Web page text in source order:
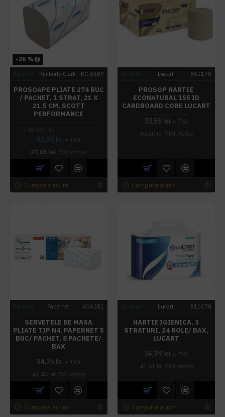
-26 %
Kimberly-Clark KC-6689
PROSOAPE PLIATE 274 BUC
/ PACHET, 1 STRAT, 21 X
21.5 CM, SCOTT
PERFORMANCE
22,35 lei + TVA
27,04 lei TVA inclus
Cumpara acum
Lucart 861170
PROSOP HARTIE
ECONATURAL 155 ID
CARDBOARD CORE LUCART
33,55 lei + TVA
40,60 lei TVA inclus
Cumpara acum
Papernet 416181
SERVETELE DE MASA
PLIATE TIP N4, PAPERNET 5
BUC/ PACHET, 8 PACHETE/
BAX
34,25 lei + TVA
41,44 lei TVA inclus
Cumpara acum
Lucart 811C78
HARTIE IGIENICA, 3
STRATURI, 24 ROLE/ BAX,
LUCART
34,39 lei + TVA
41,61 lei TVA inclus
Cumpara acum